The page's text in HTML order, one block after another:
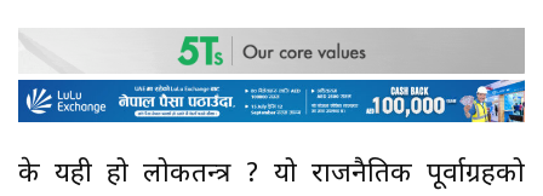
के यही हो लोकतन्त्र ? यो राजनैतिक पूर्वाग्रहको